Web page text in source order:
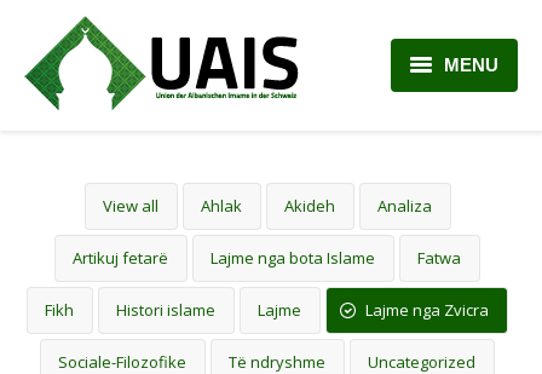
MENU
RRETH NESH
ARTIKUJ
PLANI MËSIMOR
View all Ahlak Akideh Analiza
Artikuj fetarë Lajme nga bota Islame Fatwa
Fikh Histori islame Lajme Lajme nga Zvicra
Sociale-Filozofike Të ndryshme Uncategorized